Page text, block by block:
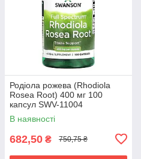
Родіола рожева (Rhodiola
Rosea Root) 400 мг 100
капсул SWV-11004
В наявності
682,50 ₴ 750,75 ₴